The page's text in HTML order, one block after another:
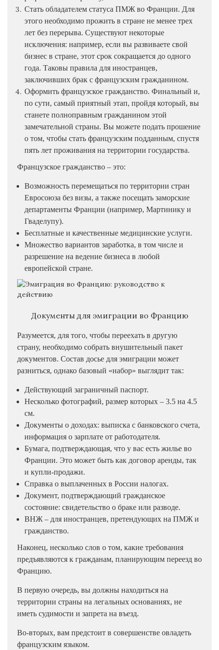
Стать обладателем статуса ПМЖ во Франции. Для
этого необходимо прожить в стране не менее трех
лет без перерыва. Существуют некоторые
исключения: например, если вы развиваете свой
бизнес в стране, этот срок сокращается до одного
года. Таковы правила для иностранцев,
заключивших брак с французским гражданином.
Оформить французское гражданство. Финальный и,
по сути, самый приятный этап, пройдя который, вы
станете полноправным гражданином этой
замечательной страны. Вы можете подать прошение
о том, чтобы стать французским подданным, спустя
пять лет проживания на территории государства.
Французское гражданство – это:
Возможность перемещаться по территории стран
Евросоюза без визы, а также посещать заморские
департаменты Франции (например, Мартинику и
Гваделупу).
Бесплатные и качественные медицинские услуги.
Множество вариантов заработка, в том числе и
разрешение на ведение бизнеса в любой
европейской стране.
Документы для эмиграции во Францию
Разумеется, для того, чтобы переехать в другую
страну, необходимо собрать внушительный пакет
документов. Состав досье для эмиграции может
разниться, однако базовый «набор» выглядит так:
Действующий заграничный паспорт.
Несколько фотографий, размер которых – 3.5 на 4.5
см.
Документы о доходах: выписка с банковского счета,
информация о зарплате от работодателя.
Бумага, подтверждающая, что у вас есть жилье во
Франции. Это может быть как договор аренды, так
и купли-продажи.
Справка о выплаченных в России налогах.
Документ, подтверждающий гражданское
состояние: свидетельство о браке или разводе.
ВНЖ – для иностранцев, претендующих на ПМЖ и
гражданство.
Наконец, несколько слов о том, какие требования
предъявляются к гражданам, планирующим переезд во
Францию.
В первую очередь, вы должны находиться на
территории страны на легальных основаниях, не
иметь судимости и запрета на въезд.
Во-вторых, вам предстоит в совершенстве овладеть
французским языком.